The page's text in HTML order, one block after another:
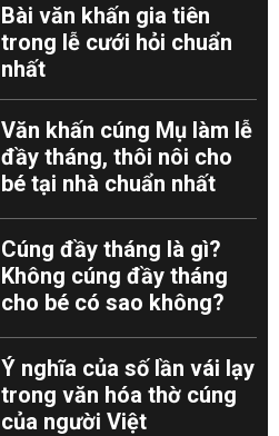
Bài văn khấn gia tiên
trong lễ cưới hỏi chuẩn
nhất
Văn khấn cúng Mụ làm lễ
đầy tháng, thôi nôi cho
bé tại nhà chuẩn nhất
Cúng đầy tháng là gì?
Không cúng đầy tháng
cho bé có sao không?
Ý nghĩa của số lần vái lạy
trong văn hóa thờ cúng
của người Việt